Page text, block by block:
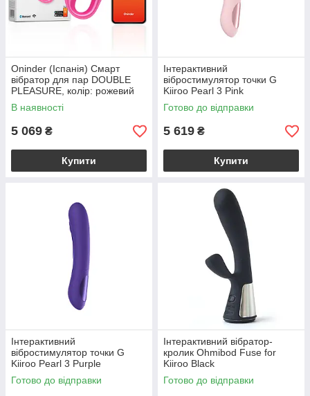
Oninder (Іспанія) Смарт
вібратор для пар DOUBLE
PLEASURE, колір: рожевий
Oninder (Іспанія)
В наявності
5 069 ₴
Купити
Інтерактивний
вібростимулятор точки G
Kiiroo Pearl 3 Pink
Готово до відправки
5 619 ₴
Купити
Інтерактивний
вібростимулятор точки G
Kiiroo Pearl 3 Purple
Готово до відправки
Інтерактивний вібратор-
кролик Ohmibod Fuse for
Kiiroo Black
Готово до відправки